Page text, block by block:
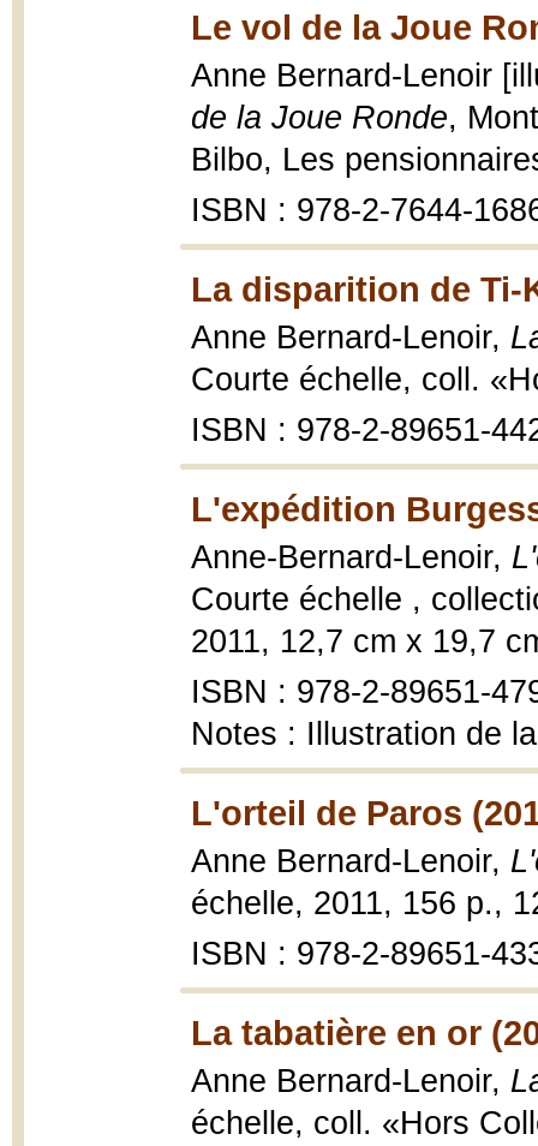
Le vol de la Joue
Anne Bernard-Lenoir
de la Joue Ronde,
Bilbo, Les
ISBN : 978-2-7644-
La disparition de Ti-
Anne Bernard-Lenoir,
Courte échelle, coll.
ISBN : 978-2-89651-
L'expédition
Anne-Bernard-Lenoir,
Courte échelle ,
2011, 12,7 cm x 19,7
ISBN : 978-2-89651-
Notes : Illustration de
L'orteil de Paros
Anne Bernard-Lenoir,
échelle, 2011, 156 p.,
ISBN : 978-2-89651-
La tabatière en or
Anne Bernard-Lenoir,
échelle, coll. «Hors